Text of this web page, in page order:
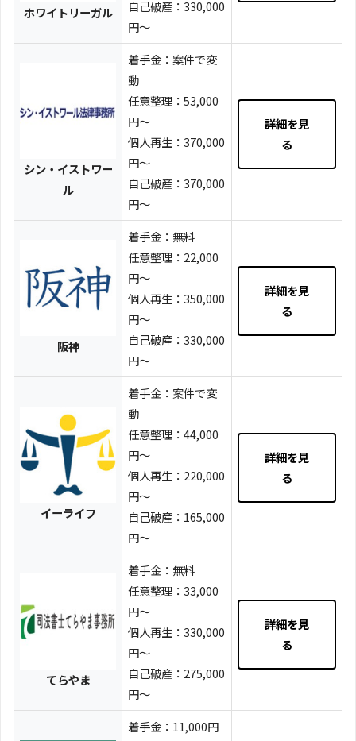
ホワイトリーガル
自己破産：330,000
円～
シン・イストワー
ル
着手金：案件で変
動
任意整理：53,000
円～
個人再生：370,000
円～
自己破産：370,000
円～
詳細を見
る
阪神
着手金：無料
任意整理：22,000
円～
個人再生：350,000
円～
自己破産：330,000
円～
詳細を見
る
イーライフ
着手金：案件で変
動
任意整理：44,000
円～
個人再生：220,000
円～
自己破産：165,000
円～
詳細を見
る
てらやま
着手金：無料
任意整理：33,000
円～
個人再生：330,000
円～
自己破産：275,000
円～
詳細を見
る
着手金：11,000円